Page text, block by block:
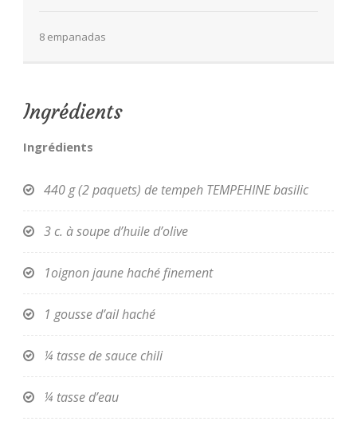
FR
8 empanadas
Ingrédients
Ingrédients
440 g (2 paquets) de tempeh TEMPEHINE basilic
3 c. à soupe d’huile d’olive
1oignon jaune haché finement
1 gousse d’ail haché
¼ tasse de sauce chili
¼ tasse d’eau